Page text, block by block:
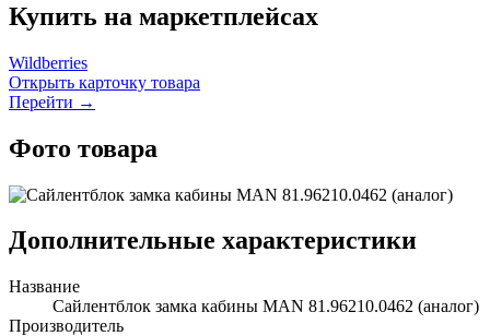
Купить на маркетплейсах
Wildberries
Открыть карточку товара
Перейти →
Фото товара
Дополнительные характеристики
Название
Сайлентблок замка кабины MAN 81.96210.0462 (аналог)
Производитель